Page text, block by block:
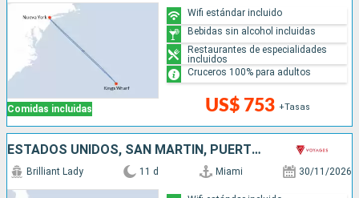
Comidas incluidas US$ 753 +Tasas
Wifi estándar incluido
Bebidas sin alcohol incluidas
Restaurantes de especialidades
incluidos
Cruceros 100% para adultos
ESTADOS UNIDOS, SAN MARTÍN, PUERTO RICO, REPÚBLICA DOMINICANA, BAHAMAS
Brilliant Lady 11 d Miami 30/11/2026